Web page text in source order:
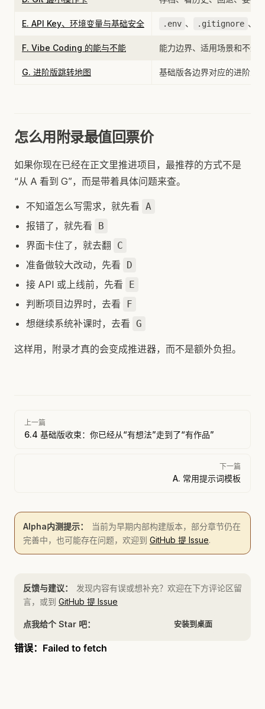
E. API Key、环境变量与基础安全 .env 、 .gitignore 、
F. Vibe Coding 的能与不能 能力边界、适用场景和不适
G. 进阶版跳转地图 基础版各边界对应的进阶入
怎么用附录最值回票价
如果你现在已经在正文里推进项目，最推荐的方式不是
“从 A 看到 G”，而是带着具体问题来查。
不知道怎么写需求，就先看 A
报错了，就先看 B
界面卡住了，就去翻 C
准备做较大改动，先看 D
接 API 或上线前，先看 E
判断项目边界时，去看 F
想继续系统补课时，去看 G
这样用，附录才真的会变成推进器，而不是额外负担。
Pager
上一篇
6.4 基础版收束：你已经从“有想法”走到了“有作品”
下一篇
A. 常用提示词模板
Alpha内测提示：
当前为早期内部构建版本，部分章节仍在
完善中，也可能存在问题，欢迎到 GitHub 提 Issue.
反馈与建议：
发现内容有误或想补充？欢迎在下方评论区留
言，或到 GitHub 提 Issue
点我给个 Star 吧： 安装到桌面